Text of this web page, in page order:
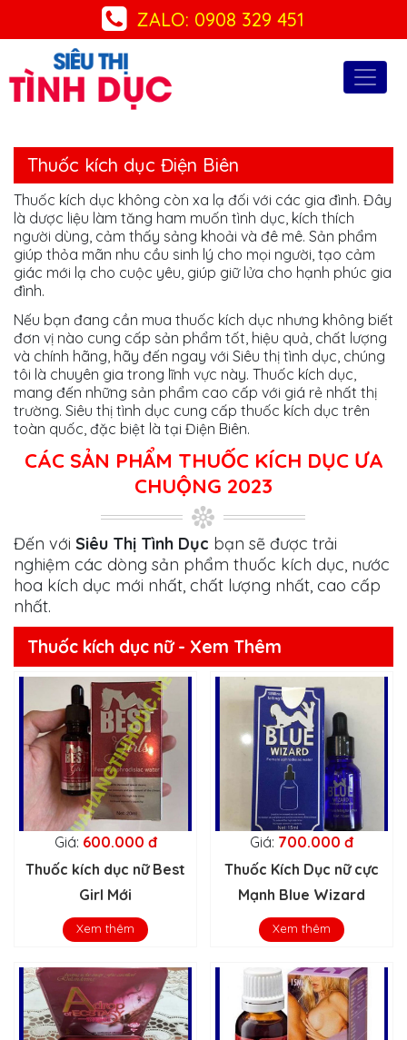
ZALO: 0908 329 451
Thuốc kích dục Điện Biên
Thuốc kích dục không còn xa lạ đối với các gia đình. Đây
là dược liệu làm tăng ham muốn tình dục, kích thích
người dùng, cảm thấy sảng khoải và đê mê. Sản phẩm
giúp thỏa mãn nhu cầu sinh lý cho mọi người, tạo cảm
giác mới lạ cho cuộc yêu, giúp giữ lửa cho hạnh phúc gia
đình.
Nếu bạn đang cần mua thuốc kích dục nhưng không biết
đơn vị nào cung cấp sản phẩm tốt, hiệu quả, chất lượng
và chính hãng, hãy đến ngay với Siêu thị tình dục, chúng
tôi là chuyên gia trong lĩnh vực này. Thuốc kích dục,
mang đến những sản phẩm cao cấp với giá rẻ nhất thị
trường. Siêu thị tình dục cung cấp thuốc kích dục trên
toàn quốc, đặc biệt là tại Điện Biên.
CÁC SẢN PHẨM THUỐC KÍCH DỤC ƯA
CHUỘNG 2023
Đến với Siêu Thị Tình Dục bạn sẽ được trải
nghiệm các dòng sản phẩm thuốc kích dục, nước
hoa kích dục mới nhất, chất lượng nhất, cao cấp
nhất.
Thuốc kích dục nữ - Xem Thêm
Giá: 600.000 đ
Thuốc kích dục nữ Best
Girl Mới
Xem thêm
Giá: 700.000 đ
Thuốc Kích Dục nữ cực
Mạnh Blue Wizard
Xem thêm